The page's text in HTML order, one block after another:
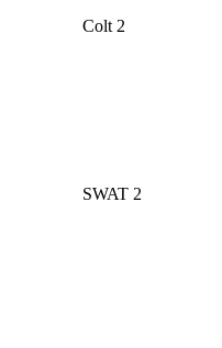
Colt 2
SWAT 2